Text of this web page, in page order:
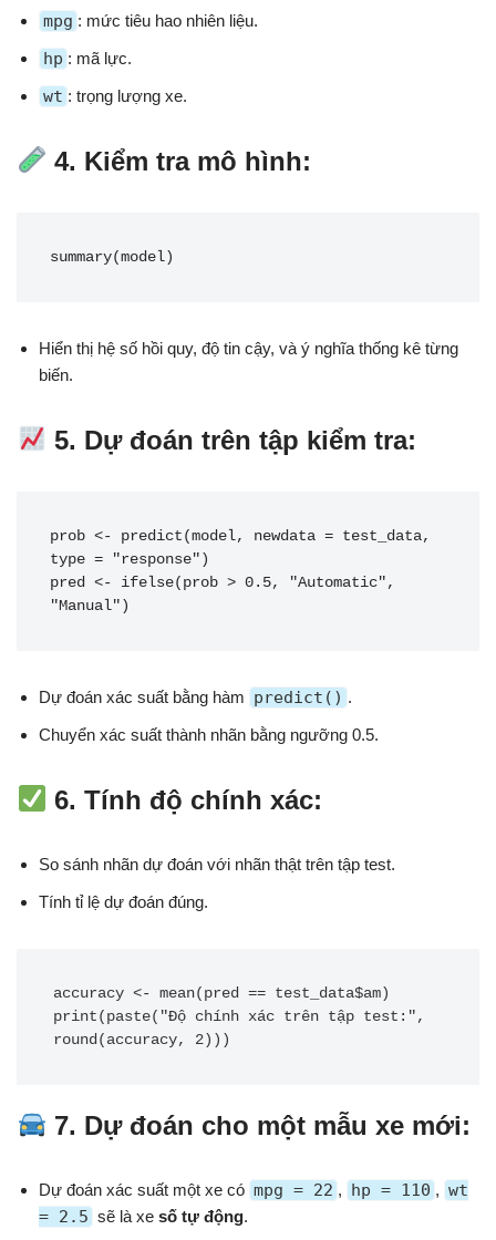
mpg : mức tiêu hao nhiên liệu.
hp : mã lực.
wt : trọng lượng xe.
4. Kiểm tra mô hình:
summary(model)
Hiển thị hệ số hồi quy, độ tin cậy, và ý nghĩa thống kê từng
biến.
5. Dự đoán trên tập kiểm tra:
prob <- predict(model, newdata = test_data,
type = "response")
pred <- ifelse(prob > 0.5, "Automatic",
"Manual")
Dự đoán xác suất bằng hàm predict() .
Chuyển xác suất thành nhãn bằng ngưỡng 0.5.
6. Tính độ chính xác:
So sánh nhãn dự đoán với nhãn thật trên tập test.
Tính tỉ lệ dự đoán đúng.
accuracy <- mean(pred == test_data$am)
print(paste("Độ chính xác trên tập test:",
round(accuracy, 2)))
7. Dự đoán cho một mẫu xe mới:
Dự đoán xác suất một xe có mpg = 22 , hp = 110 , wt
= 2.5 sẽ là xe số tự động.